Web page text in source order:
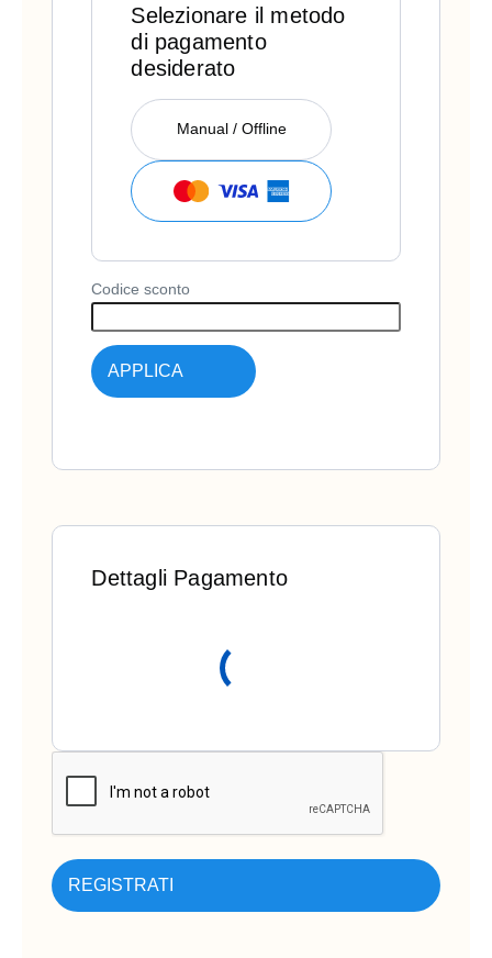
Selezionare il metodo
di pagamento
desiderato
Manual / Offline
Codice sconto
Dettagli Pagamento